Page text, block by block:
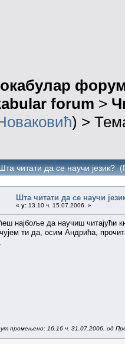
forum >
) >
читати да се научи језик?
Шта читати да се научи
« у: 13.10 ч. 15.07.2006. »
најбоље да научиш читајући
ти да, осим Андрића,
промењено: 16.16 ч. 31.07.2006. од